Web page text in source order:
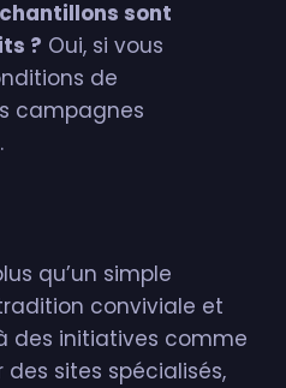
sont
? Oui, si vous
de
campagnes
qu’un simple
conviviale et
des initiatives comme
sites spécialisés,